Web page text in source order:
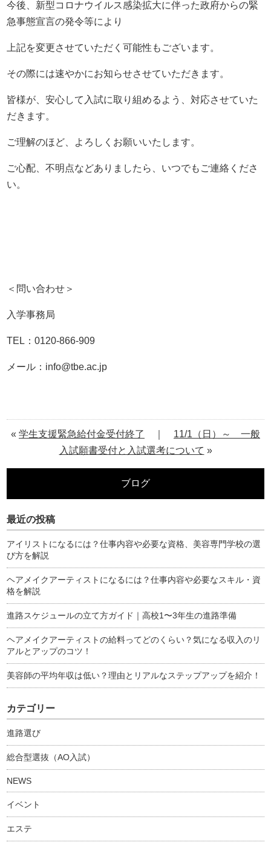
今後、新型コロナウイルス感染拡大に伴った政府からの緊
急事態宣言の発令等により
上記を変更させていただく可能性もございます。
その際には速やかにお知らせさせていただきます。
皆様が、安心して入試に取り組めるよう、対応させていた
だきます。
ご理解のほど、よろしくお願いいたします。
ご心配、不明点などありましたら、いつでもご連絡くださ
い。
＜問い合わせ＞
入学事務局
TEL：0120-866-909
メール：info@tbe.ac.jp
« 学生支援緊急給付金受付終了
11/1（日）～ 一般
入試願書受付と入試選考について »
ブログ
最近の投稿
アイリストになるには？仕事内容や必要な資格、美容専門学校の選
び方を解説
ヘアメイクアーティストになるには？仕事内容や必要なスキル・資
格を解説
進路スケジュールの立て方ガイド｜高校1〜3年生の進路準備
ヘアメイクアーティストの給料ってどのくらい？気になる収入のリ
アルとアップのコツ！
美容師の平均年収は低い？理由とリアルなステップアップを紹介！
カテゴリー
進路選び
総合型選抜（AO入試）
NEWS
イベント
エステ